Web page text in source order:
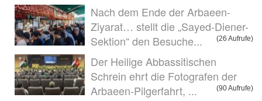
Nach dem Ende der Arbaeen-
Ziyarat… stellt die „Sayed-Diener-
Sektion“ den Besuche...
(26 Aufrufe)
Der Heilige Abbassitischen
Schrein ehrt die Fotografen der
Arbaeen-Pilgerfahrt, ...
(90 Aufrufe)